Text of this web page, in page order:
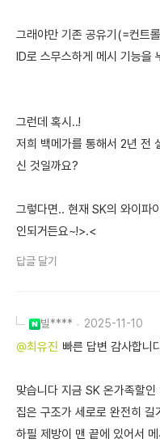
그래야만 기존 공유기(=컨트
ID로 스무스하게 메시 기능을
그런데 혹시..!
저희 백메가를 통해서 2년 전
신 것일까요?
그렇다면.. 현재 SK의 와이파
인되거든요~!>.<
답글 달기
빌**** 2025-11-10
@최유진 빠른 답변 감사합니
맞습니다 지금 SK 온가족할
집은 구조가 세로로 완전히 길
하필 제방이 맨 끝에 있어서